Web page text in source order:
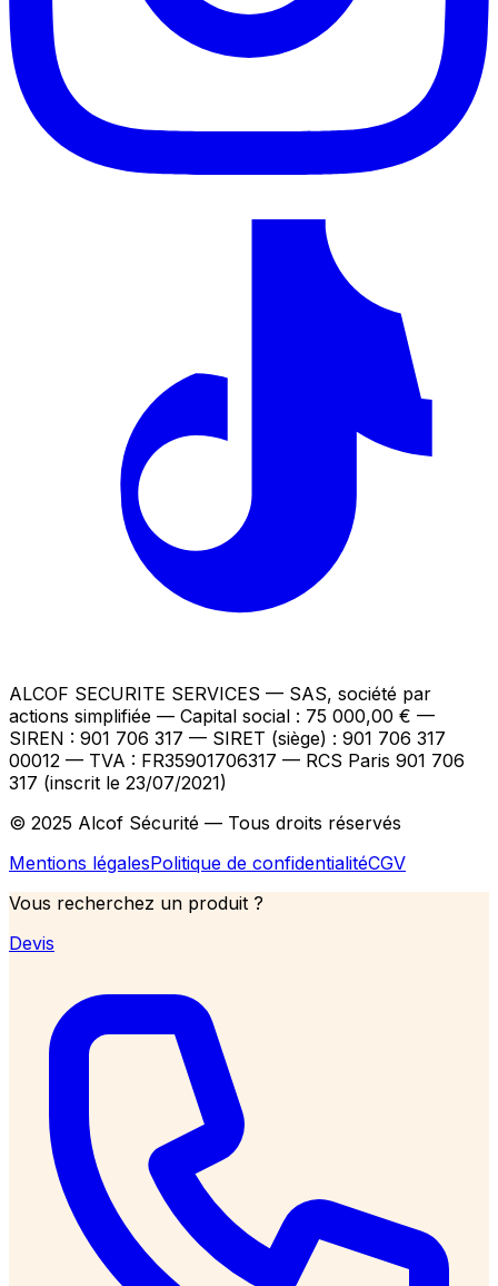
ALCOF SECURITE SERVICES — SAS, société par
actions simplifiée — Capital social : 75 000,00 € —
SIREN : 901 706 317 — SIRET (siège) : 901 706 317
00012 — TVA : FR35901706317 — RCS Paris 901 706
317 (inscrit le 23/07/2021)
© 2025 Alcof Sécurité — Tous droits réservés
Mentions légalesPolitique de confidentialitéCGV
Vous recherchez un produit ?
Devis